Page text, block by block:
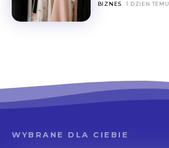
BIZNES 1 DZIEŃ TEMU
WYBRANE DLA CIEBIE